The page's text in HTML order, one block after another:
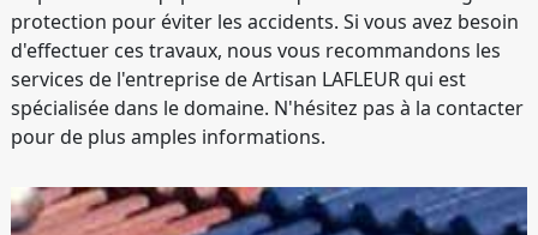
protection pour éviter les accidents. Si vous avez besoin
d'effectuer ces travaux, nous vous recommandons les
services de l'entreprise de Artisan LAFLEUR qui est
spécialisée dans le domaine. N'hésitez pas à la contacter
pour de plus amples informations.